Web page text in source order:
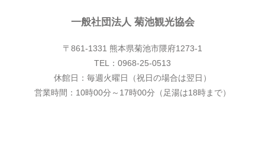
一般社団法人 菊池観光協会一般社団法人 菊池観光協会
〒861-1331 熊本県菊池市隈府1273-1
TEL：0968-25-0513
休館日：毎週火曜日（祝日の場合は翌日）
営業時間：10時00分～17時00分（足湯は18時まで）